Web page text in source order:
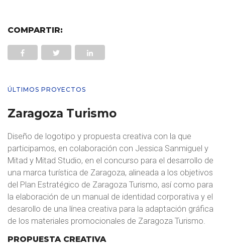
COMPARTIR:
ÚLTIMOS PROYECTOS
Zaragoza Turismo
Diseño de logotipo y propuesta creativa con la que
participamos, en colaboración con Jessica Sanmiguel y
Mitad y Mitad Studio, en el concurso para el desarrollo de
una marca turística de Zaragoza, alineada a los objetivos
del Plan Estratégico de Zaragoza Turismo, así como para
la elaboración de un manual de identidad corporativa y el
desarollo de una línea creativa para la adaptación gráfica
de los materiales promocionales de Zaragoza Turismo.
PROPUESTA CREATIVA